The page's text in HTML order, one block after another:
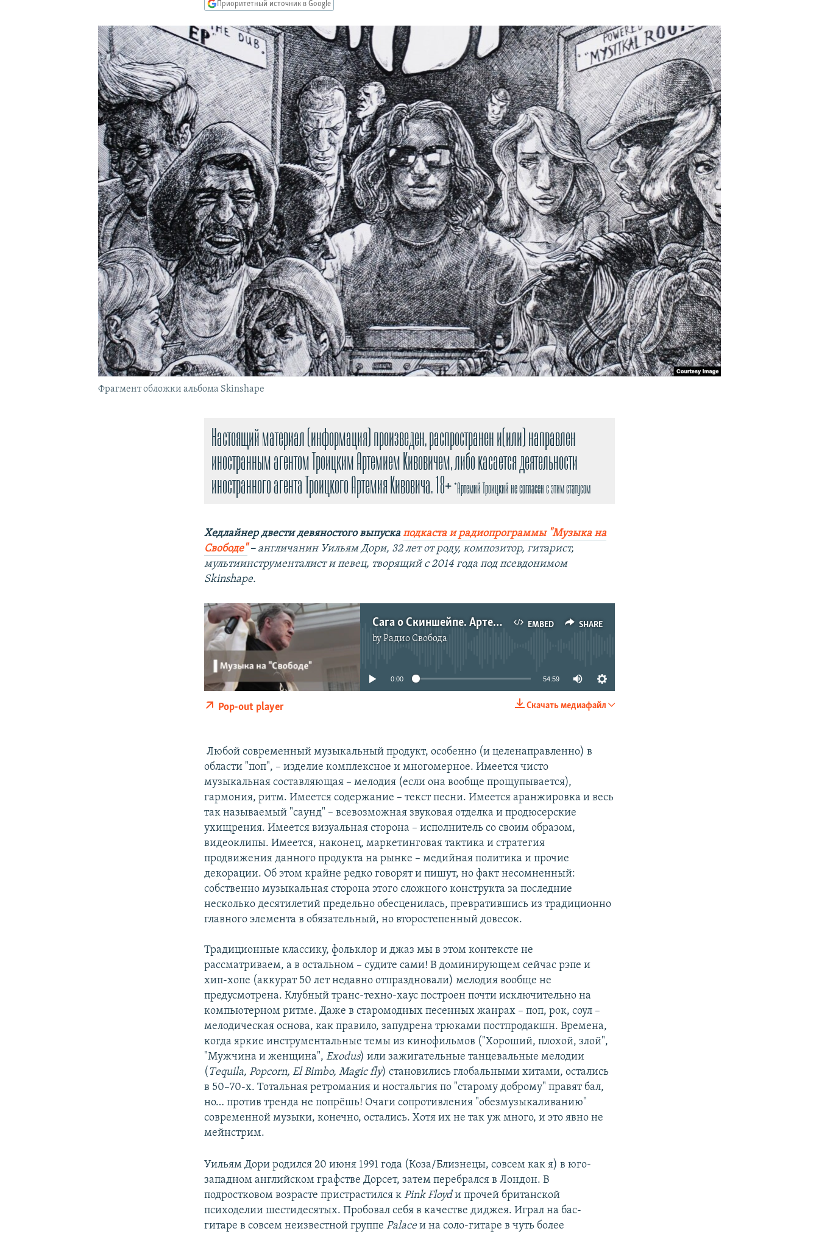
ПОДПИШИТЕСЬ НА РАССЫЛКУ
Приоритетный источник в Google
Фрагмент обложки альбома Skinshape
Настоящий материал (информация) произведен, распространен и(или) направлен
иностранным агентом Троицким Артемием Кивовичем, либо касается деятельности
иностранного агента Троицкого Артемия Кивовича. 18+*Артемий Троицкий не согласен с этим статусом
Хедлайнер двести девяностого выпускаподкаста и радиопрограммы "Музыка на
Свободе"– англичанин Уильям Дори, 32 лет от роду, композитор, гитарист,
мультиинструменталист и певец, творящий с 2014 года под псевдонимом
Skinshape.
EMBED SHARE
Сага о Скиншейпе. Артемий Троицкий прославляет Уильяма Дори
byРадио Свобода
SHARE
No media source currently available
0:00 54:59
Скачать медиафайл
Pop-out player
​Любой современный музыкальный продукт, особенно (и целенаправленно) в
области "поп", – изделие комплексное и многомерное. Имеется чисто
музыкальная составляющая – мелодия (если она вообще прощупывается),
гармония, ритм. Имеется содержание – текст песни. Имеется аранжировка и весь
так называемый "саунд" – всевозможная звуковая отделка и продюсерские
ухищрения. Имеется визуальная сторона – исполнитель со своим образом,
видеоклипы. Имеется, наконец, маркетинговая тактика и стратегия
продвижения данного продукта на рынке – медийная политика и прочие
декорации. Об этом крайне редко говорят и пишут, но факт несомненный:
собственно музыкальная сторона этого сложного конструкта за последние
несколько десятилетий предельно обесценилась, превратившись из традиционно
главного элемента в обязательный, но второстепенный довесок.
Традиционные классику, фольклор и джаз мы в этом контексте не
рассматриваем, а в остальном – судите сами! В доминирующем сейчас рэпе и
хип-хопе (аккурат 50 лет недавно отпраздновали) мелодия вообще не
предусмотрена. Клубный транс-техно-хаус построен почти исключительно на
компьютерном ритме. Даже в старомодных песенных жанрах – поп, рок, соул –
мелодическая основа, как правило, запудрена трюками постпродакшн. Времена,
когда яркие инструментальные темы из кинофильмов ("Хороший, плохой, злой",
"Мужчина и женщина",Exodus) или зажигательные танцевальные мелодии
( Тequila, Popcorn, El Bimbo, Magic fly) становились глобальными хитами, остались
в 50–70-х. Тотальная ретромания и ностальгия по "старому доброму" правят бал,
но… против тренда не попрёшь! Очаги сопротивления "обезмузыкаливанию"
современной музыки, конечно, остались. Хотя их не так уж много, и это явно не
мейнстрим.
Уильям Дори родился 20 июня 1991 года (Коза/Близнецы, совсем как я) в юго-
западном английском графстве Дорсет, затем перебрался в Лондон. В
подростковом возрасте пристрастился кPink Floydи прочей британской
психоделии шестидесятых. Пробовал себя в качестве диджея. Играл на бас-
гитаре в совсем неизвестной группеPalaceи на соло-гитаре в чуть более